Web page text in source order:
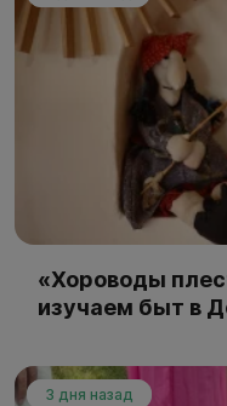
«Хороводы
изучаем быт в
3 дня назад